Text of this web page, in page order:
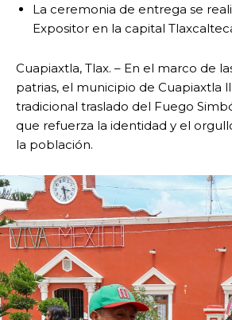
La ceremonia de entrega se
Expositor en la capital
Cuapiaxtla, Tlax. – En el marco de
patrias, el municipio de Cuapiaxtla
tradicional traslado del Fuego
que refuerza la identidad y el
la población.